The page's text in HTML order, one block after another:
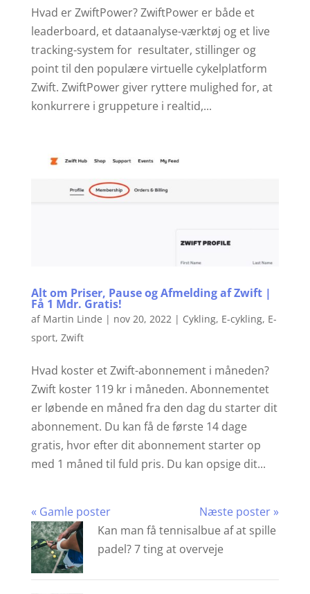
Hvad er ZwiftPower? ZwiftPower er både et
leaderboard, et dataanalyse-værktøj og et live
tracking-system for resultater, stillinger og
point til den populære virtuelle cykelplatform
Zwift. ZwiftPower giver ryttere mulighed for, at
konkurrere i gruppeture i realtid,...
Alt om Priser, Pause og Afmelding af Zwift |
Få 1 Mdr. Gratis!
af Martin Linde | nov 20, 2022| Cykling, E-cykling, E-
sport, Zwift
Hvad koster et Zwift-abonnement i måneden?
Zwift koster 119 kr i måneden. Abonnementet
er løbende en måned fra den dag du starter dit
abonnement. Du kan få de første 14 dage
gratis, hvor efter dit abonnement starter op
med 1 måned til fuld pris. Du kan opsige dit...
« Gamle poster
Næste poster »
Kan man få tennisalbue af at spille
padel? 7 ting at overveje